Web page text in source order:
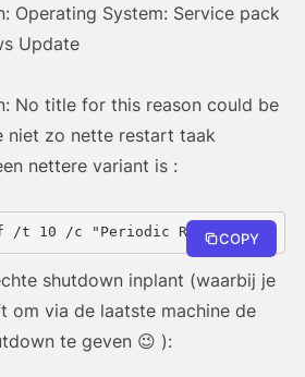
Operating System: Service pack
Update
No title for this reason could be
niet zo nette restart taak
nettere variant is :
f /t 10 /c "Periodic Restart"
COPY
shutdown inplant (waarbij je
om via de laatste machine de
te geven 😉 ):